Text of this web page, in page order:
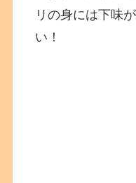
リの身には下味
い！